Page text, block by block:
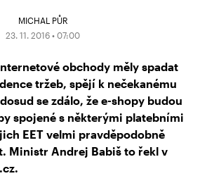
MICHAL PŮR
23. 11. 2016 • 07:00
obchody měly spadat
tržeb, spějí k nečekanému
se zdálo, že e-shopy budou
spojené s některými platebními
EET velmi pravděpodobně
Ministr Andrej Babiš to řekl v